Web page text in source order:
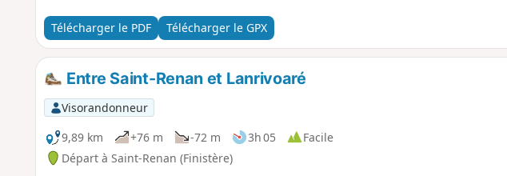
Télécharger le PDF Télécharger le GPX
Entre Saint-Renan et Lanrivoaré
Visorandonneur
9,89 km
+76 m -72 m 3h 05
Facile
Départ à Saint-Renan (Finistère)